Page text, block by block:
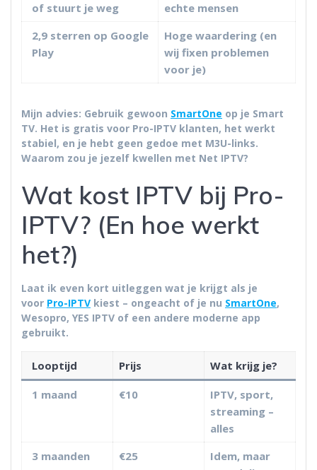
of stuurt je weg
echte mensen
2,9 sterren op Google
Play
Hoge waardering (en
wij fixen problemen
voor je)
Mijn advies: Gebruik gewoon SmartOne op je Smart
TV. Het is gratis voor Pro-IPTV klanten, het werkt
stabiel, en je hebt geen gedoe met M3U-links.
Waarom zou je jezelf kwellen met Net IPTV?
Wat kost IPTV bij Pro-
IPTV? (En hoe werkt
het?)
Laat ik even kort uitleggen wat je krijgt als je
voor Pro-IPTV kiest – ongeacht of je nu SmartOne,
Wesopro, YES IPTV of een andere moderne app
gebruikt.
Looptijd Prijs Wat krijg je?
1 maand €10
IPTV, sport,
streaming –
alles
3 maanden
€25
Idem, maar